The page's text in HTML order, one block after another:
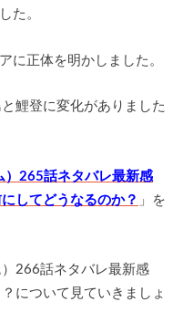
た。
に正体を明かしました。
鯉登に変化がありました
）265話ネタバレ最新感
してどうなるのか？ 」を
266話ネタバレ最新感
について見ていきましょ